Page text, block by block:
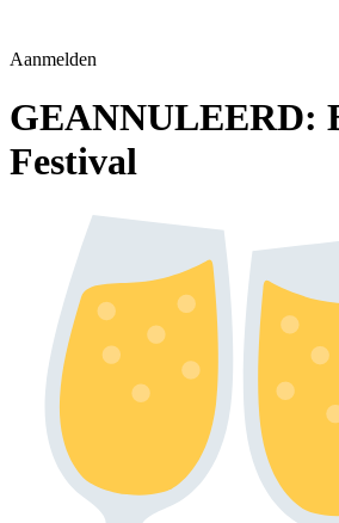
Aanmelden
GEANNULEERD:
Festival